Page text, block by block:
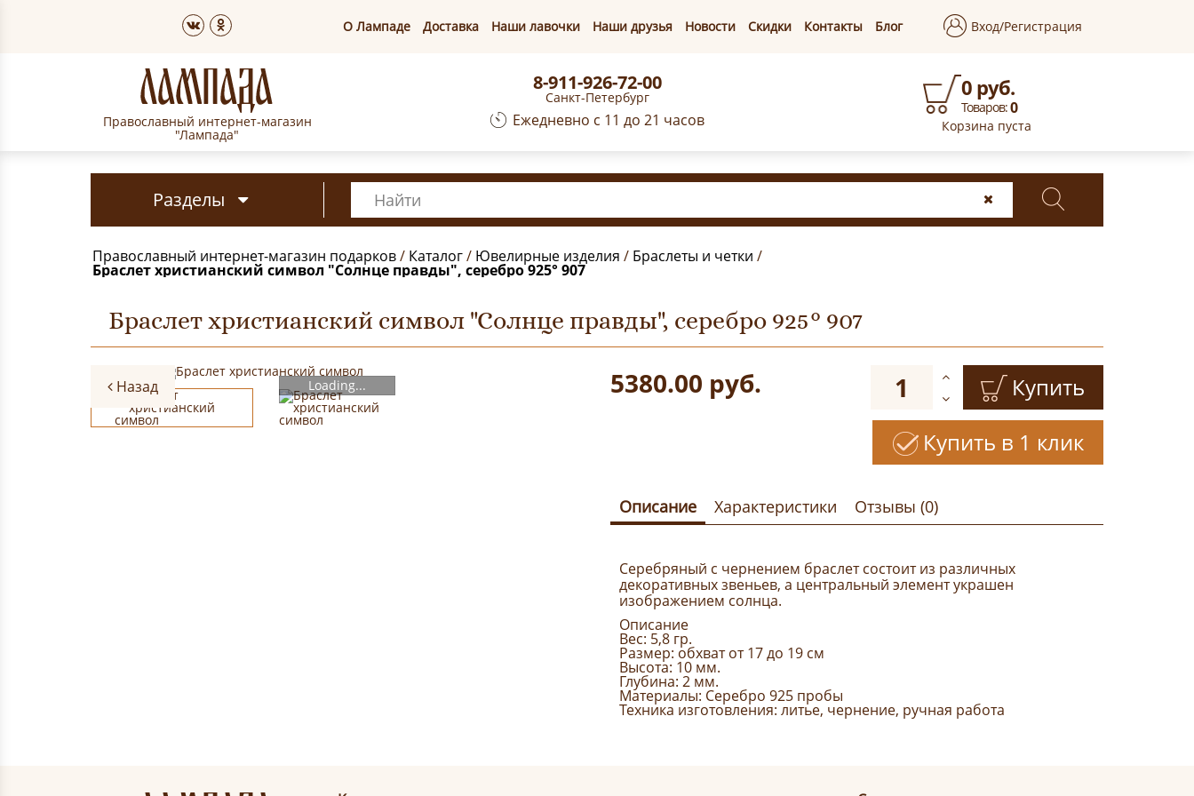
О Лампаде Доставка Наши лавочки Наши друзья Новости Скидки Контакты Блог Вход/Регистрация
Православный интернет-магазин
"Лампада"
8-911-926-72-00
Санкт-Петербург
Ежедневно с 11 до 21 часов
0 руб.
Товаров:0
Корзина пуста
Разделы
Православный интернет-магазин подарков/ Каталог/ Ювелирные изделия / Браслеты и четки /
Браслет христианский символ "Солнце правды", серебро 925° 907
Браслет христианский символ "Солнце правды", серебро 925° 907
Loading...
Назад 5380.00 руб.
Купить
Купить в 1 клик
Описание Характеристики Отзывы (0)
Серебряный с чернением браслет состоит из различных
декоративных звеньев, а центральный элемент украшен
изображением солнца.
Описание
Вес: 5,8 гр.
Размер: обхват от 17 до 19 см
Высота: 10 мм.
Глубина: 2 мм.
Материалы: Серебро 925 пробы
Техника изготовления: литье, чернение, ручная работа